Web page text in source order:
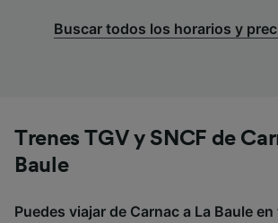
Buscar todos los horarios y
Trenes TGV y SNCF de
Baule
Puedes viajar de Carnac a La Baule